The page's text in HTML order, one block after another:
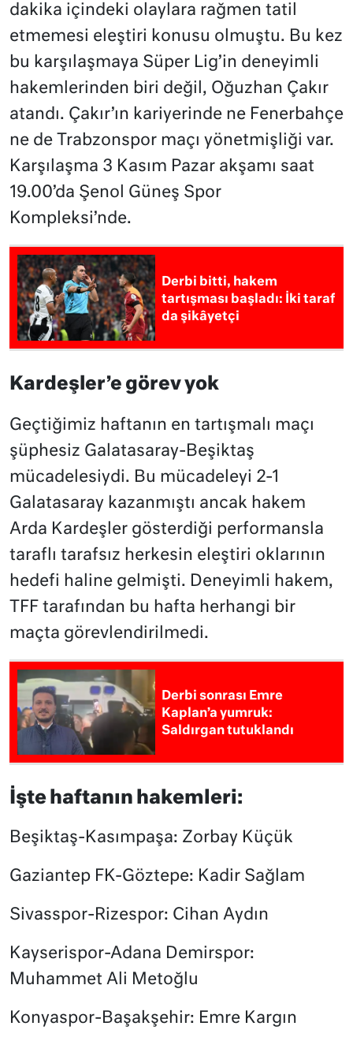
dakika içindeki olaylara rağmen tatil
etmemesi eleştiri konusu olmuştu. Bu kez
bu karşılaşmaya Süper Lig’in deneyimli
hakemlerinden biri değil, Oğuzhan Çakır
atandı. Çakır’ın kariyerinde ne Fenerbahçe
ne de Trabzonspor maçı yönetmişliği var.
Karşılaşma 3 Kasım Pazar akşamı saat
19.00’da Şenol Güneş Spor
Kompleksi’nde.
Derbi bitti, hakem
tartışması başladı: İki taraf
da şikâyetçi
Kardeşler’e görev yok
Geçtiğimiz haftanın en tartışmalı maçı
şüphesiz Galatasaray-Beşiktaş
mücadelesiydi. Bu mücadeleyi 2-1
Galatasaray kazanmıştı ancak hakem
Arda Kardeşler gösterdiği performansla
taraflı tarafsız herkesin eleştiri oklarının
hedefi haline gelmişti. Deneyimli hakem,
TFF tarafından bu hafta herhangi bir
maçta görevlendirilmedi.
Derbi sonrası Emre
Kaplan’a yumruk:
Saldırgan tutuklandı
İşte haftanın hakemleri:
Beşiktaş-Kasımpaşa: Zorbay Küçük
Gaziantep FK-Göztepe: Kadir Sağlam
Sivasspor-Rizespor: Cihan Aydın
Kayserispor-Adana Demirspor:
Muhammet Ali Metoğlu
Konyaspor-Başakşehir: Emre Kargın